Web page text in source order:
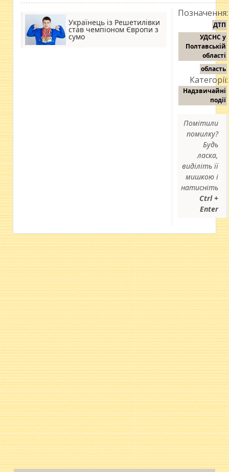
Українець із Решетилівки
став чемпіоном Європи з
сумо
Позначення:
ДТП
УДСНС у
Полтавській
області
область
Категорії:
Надзвичайні
події
Помітили
помилку?
Будь
ласка,
виділіть її
мишкою і
натисніть
Ctrl +
Enter